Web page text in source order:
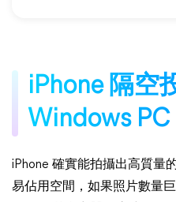
iPhone 隔空
Windows PC
iPhone 確實能拍攝出高質量
易佔用空間，如果照片數量